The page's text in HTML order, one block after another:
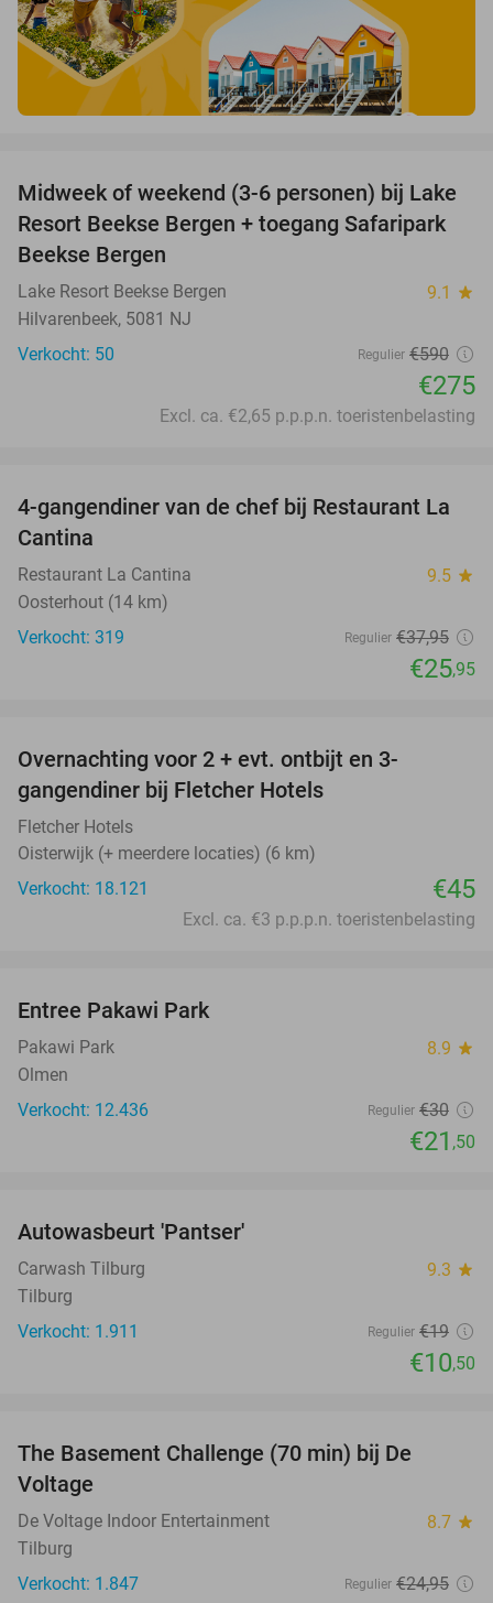
53%
Midweek of weekend (3-6 personen) bij Lake
Resort Beekse Bergen + toegang Safaripark
Beekse Bergen
Lake Resort Beekse Bergen 9.1 star
Hilvarenbeek, 5081 NJ
Verkocht: 50
Regulier €590
€275
Excl. ca. €2,65 p.p.p.n. toeristenbelasting
32%
4-gangendiner van de chef bij Restaurant La
Cantina
Restaurant La Cantina 9.5 star
Oosterhout (14 km)
Verkocht: 319
Regulier €37,95
€25,95
Overnachting voor 2 + evt. ontbijt en 3-
gangendiner bij Fletcher Hotels
Fletcher Hotels
Oisterwijk (+ meerdere locaties) (6 km)
Verkocht: 18.121
€45
Excl. ca. €3 p.p.p.n. toeristenbelasting
Entree Pakawi Park
Pakawi Park 8.9 star
Olmen
Verkocht: 12.436
Regulier €30
€21 ,50
Autowasbeurt 'Pantser'
Carwash Tilburg 9.3 star
Tilburg
Verkocht: 1.911
Regulier €19
€10,50
The Basement Challenge (70 min) bij De
Voltage
De Voltage Indoor Entertainment 8.7 star
Tilburg
Verkocht: 1.847
Regulier €24,95